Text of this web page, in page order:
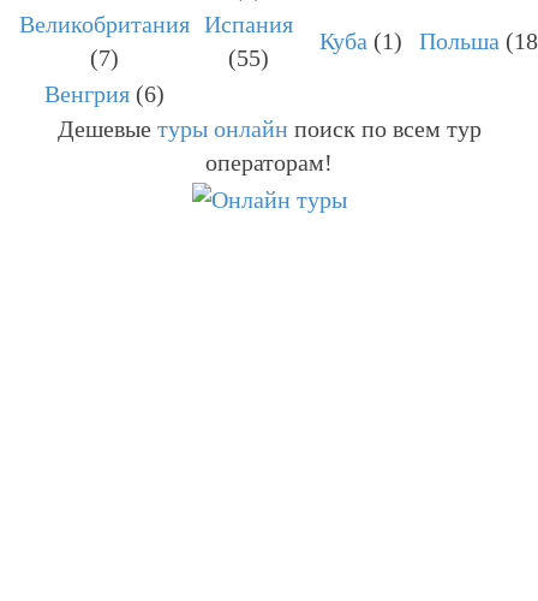
Великобритания
(7)
Испания
(55)
Куба (1) Польша
Венгрия (6)
Дешевые туры онлайн поиск по всем тур
операторам!